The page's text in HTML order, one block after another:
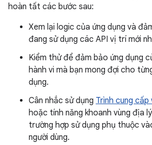
hoàn tất các bước sau:
Xem lại logic của ứng dụng và
đang sử dụng các API vị trí mới
Kiểm thử để đảm bảo ứng dụng
hành vi mà bạn mong đợi cho
dụng.
Cân nhắc sử dụng Trình cung
hoặc tính năng khoanh vùng địa
trường hợp sử dụng phụ thuộc
người dùng.